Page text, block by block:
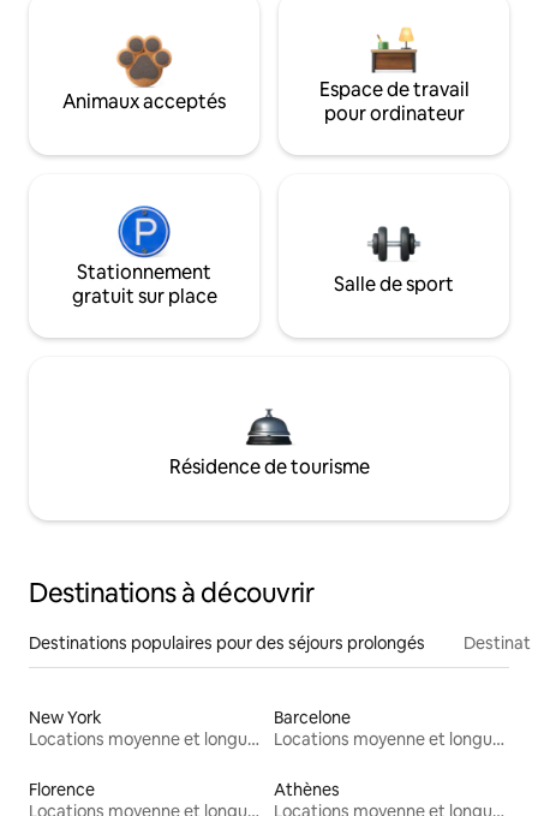
Animaux acceptés
Espace de travail
pour ordinateur
Stationnement
gratuit sur place
Salle de sport
Résidence de tourisme
Destinations à découvrir
Destinations populaires pour des séjours prolongés
New York
Locations moyenne et longue durée
Barcelone
Locations moyenne et longue durée
Florence
Locations moyenne et longue durée
Athènes
Locations moyenne et longue durée